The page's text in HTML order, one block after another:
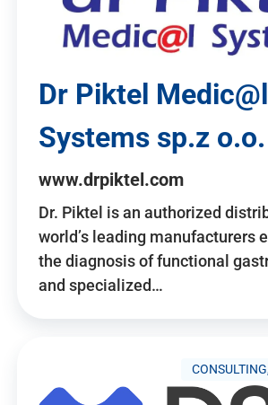
Dr Piktel Medic@l
Systems sp.z o.o.
www.drpiktel.com
Dr. Piktel is an authorized
world’s leading manufacturers
the diagnosis of functional
and specialized…